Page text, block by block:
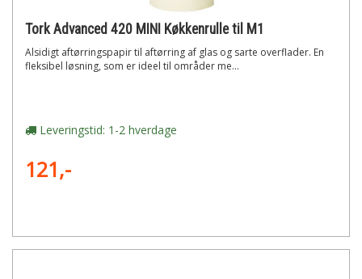
Tork Advanced 420 MINI Køkkenrulle til M1
Alsidigt aftørringspapir til aftørring af glas og sarte overflader. En
fleksibel løsning, som er ideel til områder me...
Leveringstid: 1-2 hverdage
121,-